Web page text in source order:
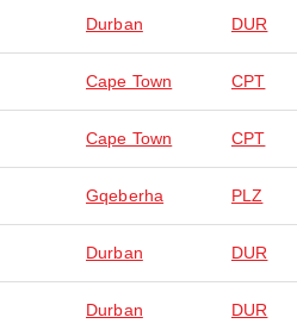
Durban DUR
Cape Town CPT
Cape Town CPT
Gqeberha PLZ
Durban DUR
Durban DUR